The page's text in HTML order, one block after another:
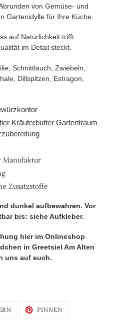
von Gemüse- und
Gartenidylle für Ihre Küche.
auf Natürlichkeit trifft.
im Detail steckt.
Schnittlauch, Zwiebeln,
Dillspitzen, Estragon,
Kräuterbutter Gartentraum
Manufaktur
Zusatzstoffe
dunkel aufbewahren. Vor
bis: siehe Aufkleber.
hier im Onlineshop
in Greetsiel Am Alten
uns auf euch.
TWITTER
PINNEN